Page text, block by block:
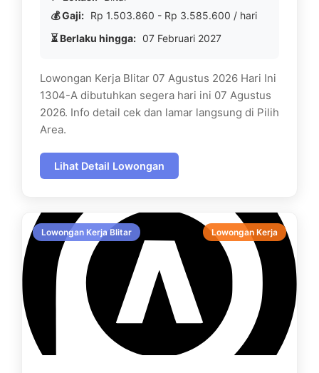
💰 Gaji: Rp 1.503.860 - Rp 3.585.600 / hari
⏳ Berlaku hingga: 07 Februari 2027
Lowongan Kerja Blitar 07 Agustus 2026 Hari Ini
1304-A dibutuhkan segera hari ini 07 Agustus
2026. Info detail cek dan lamar langsung di Pilih
Area.
Lihat Detail Lowongan
Lowongan Kerja Blitar Lowongan Kerja